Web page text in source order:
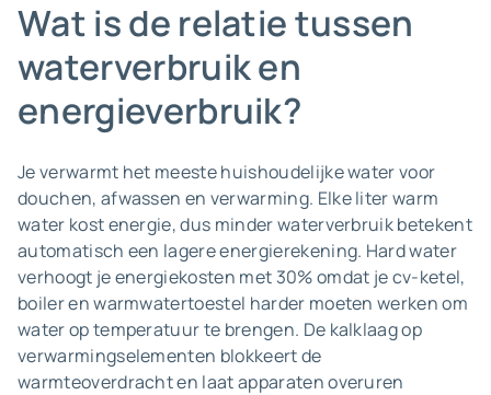
Wat is de relatie tussen
waterverbruik en
energieverbruik?
Je verwarmt het meeste huishoudelijke water voor
douchen, afwassen en verwarming. Elke liter warm
water kost energie, dus minder waterverbruik betekent
automatisch een lagere energierekening. Hard water
verhoogt je energiekosten met 30% omdat je cv-ketel,
boiler en warmwatertoestel harder moeten werken om
water op temperatuur te brengen. De kalklaag op
verwarmingselementen blokkeert de
warmteoverdracht en laat apparaten overuren